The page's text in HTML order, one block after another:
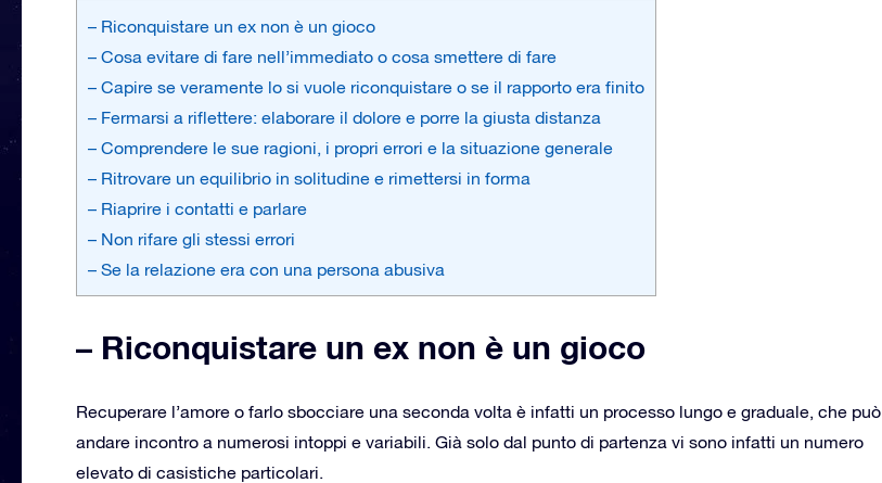
– Riconquistare un ex non è un gioco
– Cosa evitare di fare nell’immediato o cosa smettere di fare
– Capire se veramente lo si vuole riconquistare o se il rapporto era finito
– Fermarsi a riflettere: elaborare il dolore e porre la giusta distanza
– Comprendere le sue ragioni, i propri errori e la situazione generale
– Ritrovare un equilibrio in solitudine e rimettersi in forma
– Riaprire i contatti e parlare
– Non rifare gli stessi errori
– Se la relazione era con una persona abusiva
– Riconquistare un ex non è un gioco
Recuperare l’amore o farlo sbocciare una seconda volta è infatti un processo lungo e graduale, che può
andare incontro a numerosi intoppi e variabili. Già solo dal punto di partenza vi sono infatti un numero
elevato di casistiche particolari.